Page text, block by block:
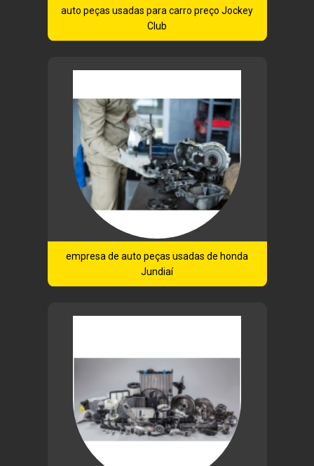
auto peças usadas para carro preço Jockey
Club
empresa de auto peças usadas de honda
Jundiaí